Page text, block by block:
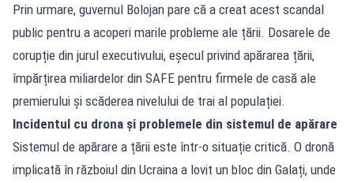
Prin urmare, guvernul Bolojan pare că a creat acest scandal
public pentru a acoperi marile probleme ale țării. Dosarele de
corupție din jurul executivului, eșecul privind apărarea țării,
împărțirea miliardelor din SAFE pentru firmele de casă ale
premierului și scăderea nivelului de trai al populației.
Incidentul cu drona și problemele din sistemul de apărare
Sistemul de apărare a țării este într-o situație critică. O dronă
implicată în războiul din Ucraina a lovit un bloc din Galați, unde